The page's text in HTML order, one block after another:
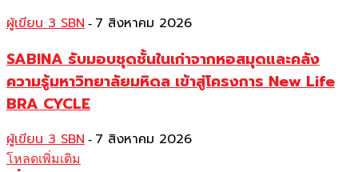
ผู้เขียน 3 SBN - 7 สิงหาคม 2026
SABINA รับมอบชุดชั้นในเก่าจากหอสมุดและคลัง
ความรู้มหาวิทยาลัยมหิดล เข้าสู่โครงการ New Life
BRA CYCLE
ผู้เขียน 3 SBN - 7 สิงหาคม 2026
โหลดเพิ่มเติม